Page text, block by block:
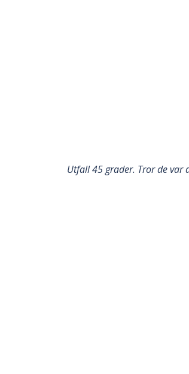
Utfall 45 grader. Tror de var